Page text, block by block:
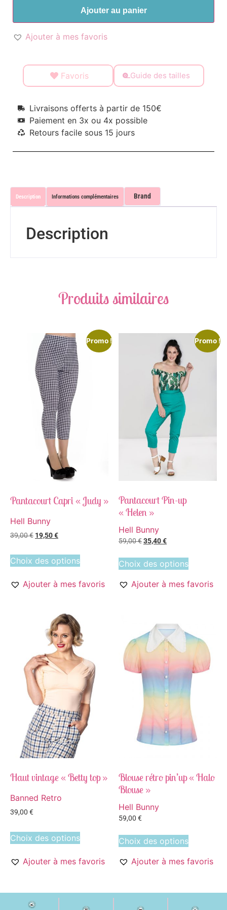
Ajouter au panier
Ajouter à mes favoris
Favoris Guide des tailles
Livraisons offerts à partir de 150€
Paiement en 3x ou 4x possible
Retours facile sous 15 jours
Description Informations complémentaires Brand
Description
Produits similaires
Promo !
Pantacourt Capri « Judy »
Hell Bunny
39,00€ 19,50€
Choix des options
Ajouter à mes favoris
Promo !
Pantacourt Pin-up
« Helen »
Hell Bunny
59,00€35,40€
Choix des options
Ajouter à mes favoris
Haut vintage « Betty top »
Banned Retro
39,00 €
Choix des options
Ajouter à mes favoris
Blouse rétro pin’up « Halo
Blouse »
Hell Bunny
59,00 €
Choix des options
Ajouter à mes favoris